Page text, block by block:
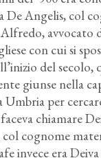
De Angelis, col
avvocato
con cui si
del secolo,
giunse nella
Umbria per
chiamare
cognome
invece era